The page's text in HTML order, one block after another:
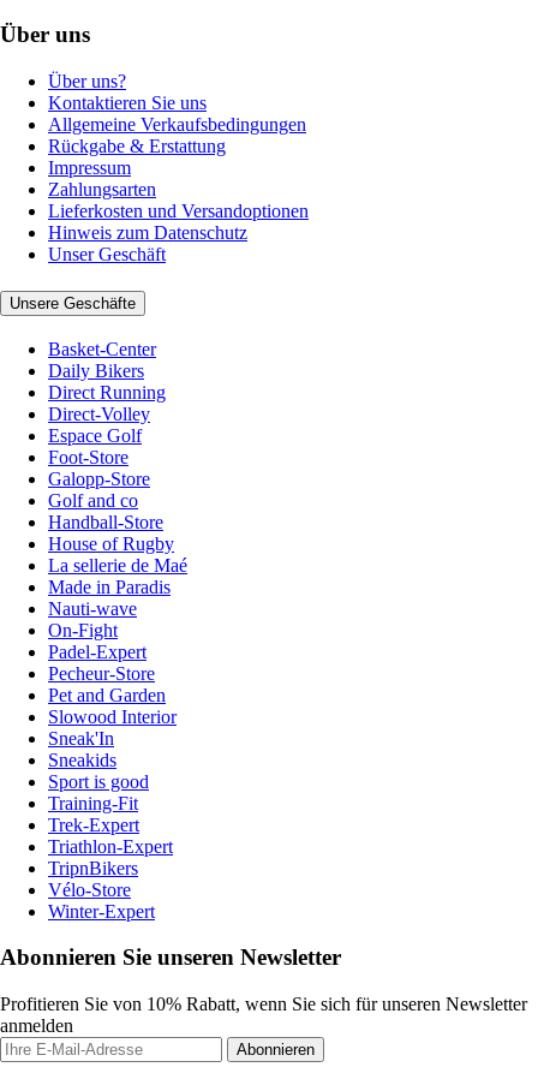
Über uns
Über uns?
Kontaktieren Sie uns
Allgemeine Verkaufsbedingungen
Rückgabe & Erstattung
Impressum
Zahlungsarten
Lieferkosten und Versandoptionen
Hinweis zum Datenschutz
Unser Geschäft
Unsere Geschäfte
Basket-Center
Daily Bikers
Direct Running
Direct-Volley
Espace Golf
Foot-Store
Galopp-Store
Golf and co
Handball-Store
House of Rugby
La sellerie de Maé
Made in Paradis
Nauti-wave
On-Fight
Padel-Expert
Pecheur-Store
Pet and Garden
Slowood Interior
Sneak'In
Sneakids
Sport is good
Training-Fit
Trek-Expert
Triathlon-Expert
TripnBikers
Vélo-Store
Winter-Expert
Abonnieren Sie unseren Newsletter
Profitieren Sie von 10% Rabatt, wenn Sie sich für unseren Newsletter
anmelden
Abonnieren